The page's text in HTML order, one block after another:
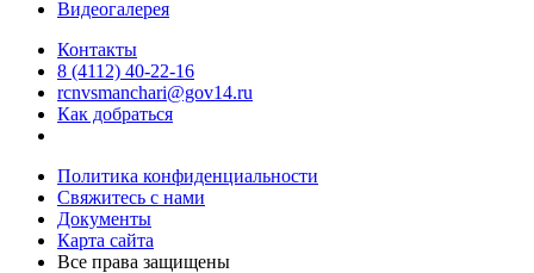
Видеогалерея
Контакты
8 (4112) 40-22-16
rcnvsmanchari@gov14.ru
Как добраться
Политика конфиденциальности
Свяжитесь с нами
Документы
Карта сайта
Все права защищены